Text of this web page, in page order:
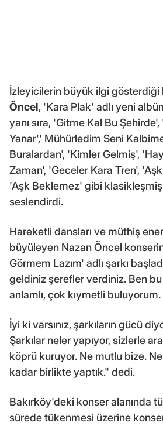
İzleyicilerin büyük ilgi gösterdiği
Öncel, 'Kara Plak' adlı yeni
yanı sıra, 'Gitme Kal Bu
Yanar',' Mühürledim Seni
Buralardan', 'Kimler Gelmiş',
Zaman', 'Geceler Kara Tren',
'Aşk Beklemez' gibi klasikleşmiş
seslendirdi.
Hareketli dansları ve müthiş
büyüleyen Nazan Öncel
Görmem Lazım' adlı şarkı
geldiniz şerefler verdiniz. Ben
anlamlı, çok kıymetli buluyorum.
İyi ki varsınız, şarkıların gücü
Şarkılar neler yapıyor, sizlerle
köprü kuruyor. Ne mutlu bize.
kadar birlikte yaptık." dedi.
Bakırköy'deki konser alanında
sürede tükenmesi üzerine